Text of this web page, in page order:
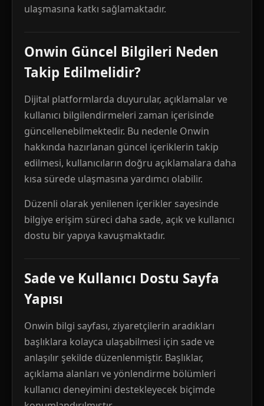
ulaşmasına katkı sağlamaktadır.
Onwin Güncel Bilgileri Neden
Takip Edilmelidir?
Dijital platformlarda duyurular, açıklamalar ve
kullanıcı bilgilendirmeleri zaman içerisinde
güncellenebilmektedir. Bu nedenle Onwin
hakkında hazırlanan güncel içeriklerin takip
edilmesi, kullanıcıların doğru açıklamalara daha
kısa sürede ulaşmasına yardımcı olabilir.
Düzenli olarak yenilenen içerikler sayesinde
bilgiye erişim süreci daha sade, açık ve kullanıcı
dostu bir yapıya kavuşmaktadır.
Sade ve Kullanıcı Dostu Sayfa
Yapısı
Onwin bilgi sayfası, ziyaretçilerin aradıkları
başlıklara kolayca ulaşabilmesi için sade ve
anlaşılır şekilde düzenlenmiştir. Başlıklar,
açıklama alanları ve yönlendirme bölümleri
kullanıcı deneyimini destekleyecek biçimde